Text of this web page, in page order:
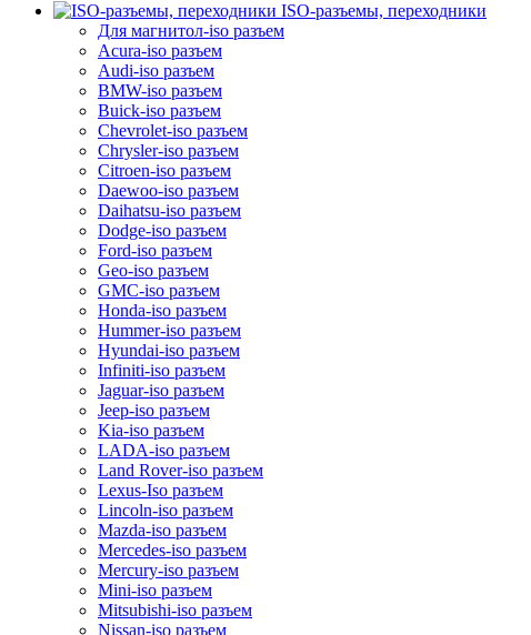
ISO-разъемы, переходники
Для магнитол-iso разъем
Acura-iso разъем
Audi-iso разъем
BMW-iso разъем
Buick-iso разъем
Chevrolet-iso разъем
Chrysler-iso разъем
Citroen-iso разъем
Daewoo-iso разъем
Daihatsu-iso разъем
Dodge-iso разъем
Ford-iso разъем
Geo-iso разъем
GMC-iso разъем
Honda-iso разъем
Hummer-iso разъем
Hyundai-iso разъем
Infiniti-iso разъем
Jaguar-iso разъем
Jeep-iso разъем
Kia-iso разъем
LADA-iso разъем
Land Rover-iso разъем
Lexus-Iso разъем
Lincoln-iso разъем
Mazda-iso разъем
Mercedes-iso разъем
Mercury-iso разъем
Mini-iso разъем
Mitsubishi-iso разъем
Nissan-iso разъем